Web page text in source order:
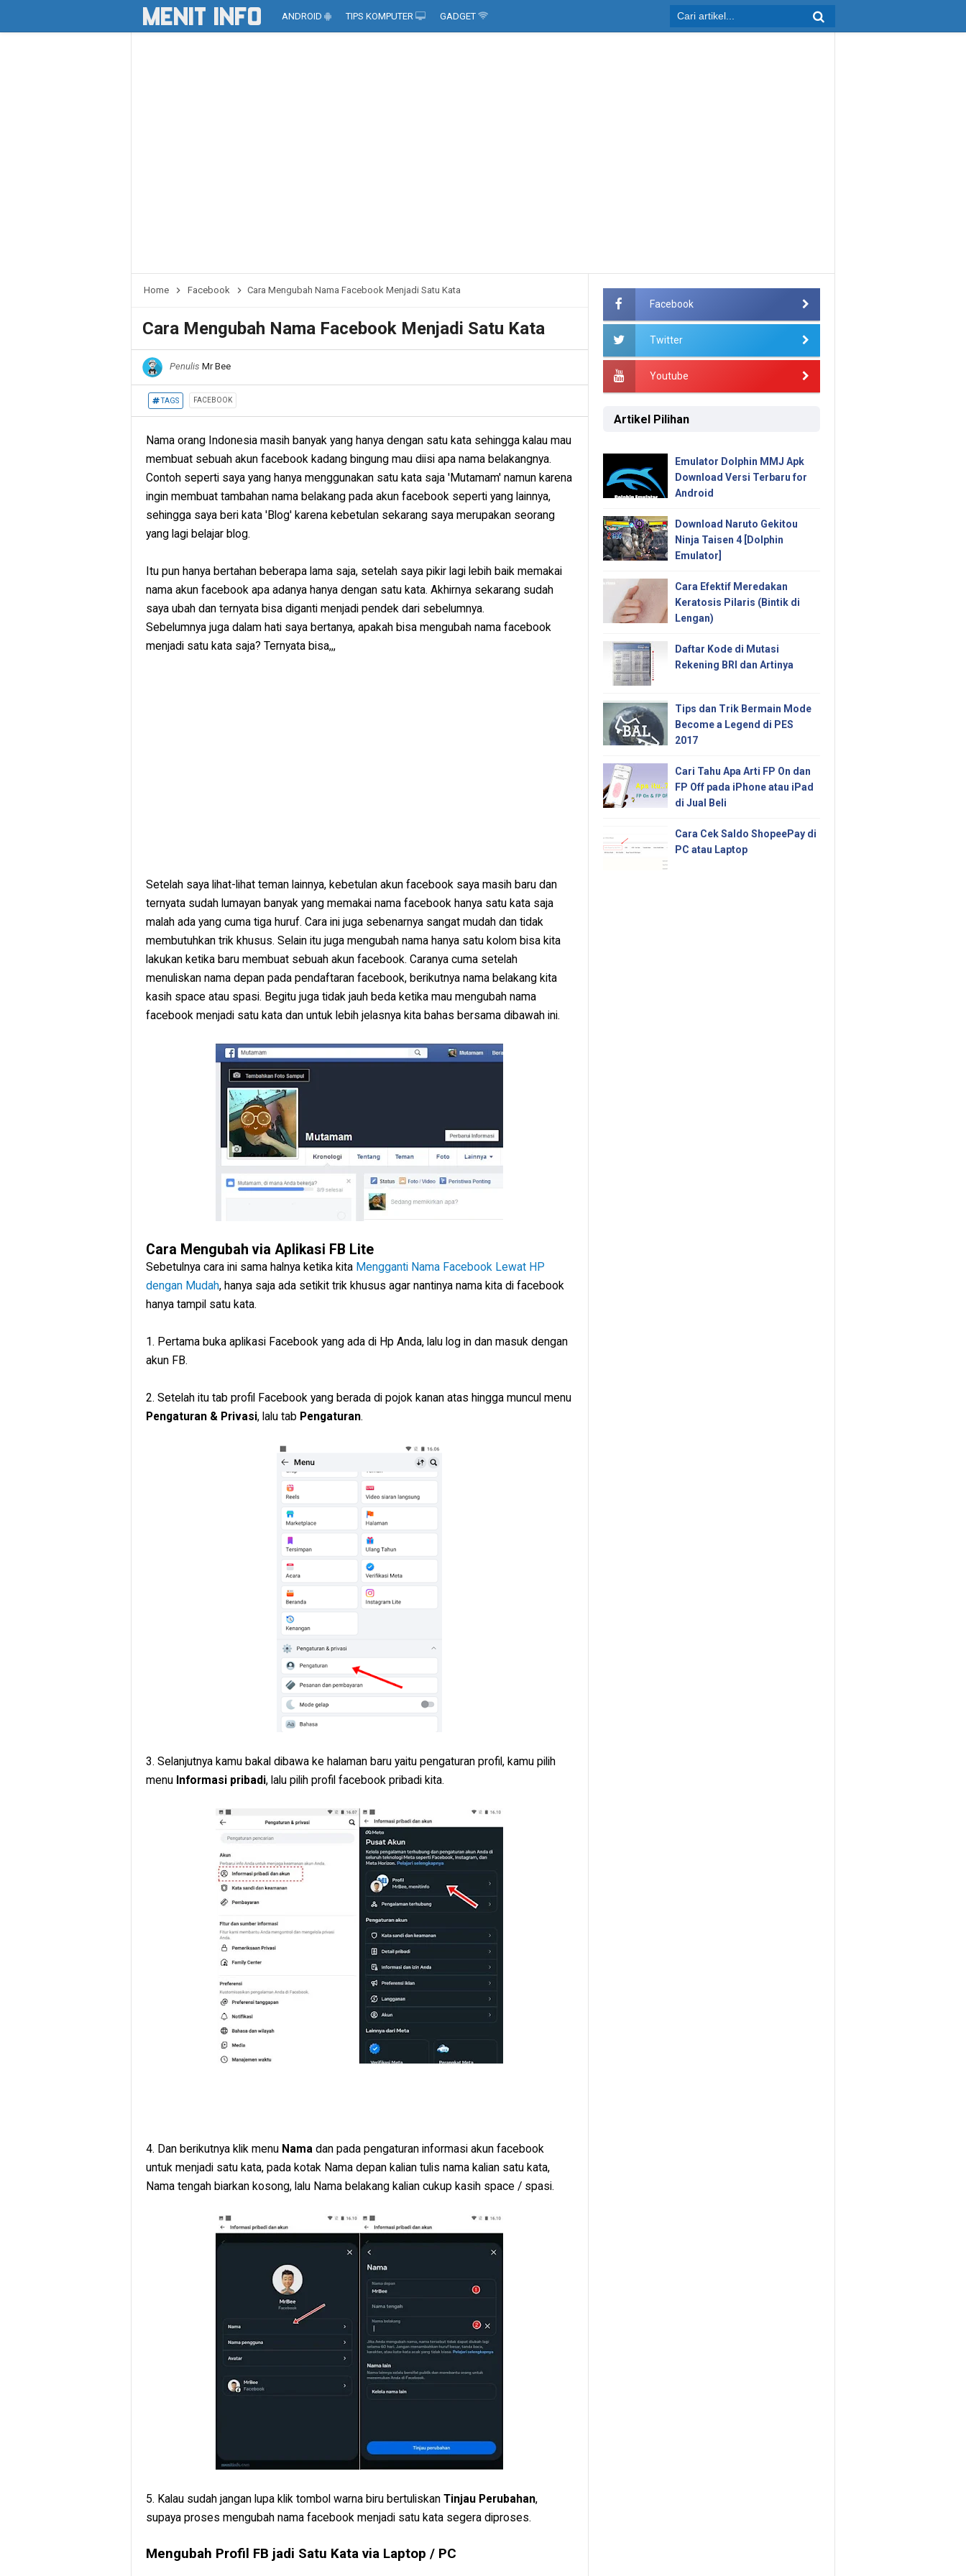
ANDROID TIPS KOMPUTER GADGET
Home Facebook Cara Mengubah Nama Facebook Menjadi Satu Kata
Cara Mengubah Nama Facebook Menjadi Satu Kata
Penulis Mr Bee
TAGS FACEBOOK
Nama orang Indonesia masih banyak yang hanya dengan satu kata sehingga kalau mau
membuat sebuah akun facebook kadang bingung mau diisi apa nama belakangnya.
Contoh seperti saya yang hanya menggunakan satu kata saja 'Mutamam' namun karena
ingin membuat tambahan nama belakang pada akun facebook seperti yang lainnya,
sehingga saya beri kata 'Blog' karena kebetulan sekarang saya merupakan seorang
yang lagi belajar blog.
Itu pun hanya bertahan beberapa lama saja, setelah saya pikir lagi lebih baik memakai
nama akun facebook apa adanya hanya dengan satu kata. Akhirnya sekarang sudah
saya ubah dan ternyata bisa diganti menjadi pendek dari sebelumnya.
Sebelumnya juga dalam hati saya bertanya, apakah bisa mengubah nama facebook
menjadi satu kata saja? Ternyata bisa,,,
Setelah saya lihat-lihat teman lainnya, kebetulan akun facebook saya masih baru dan
ternyata sudah lumayan banyak yang memakai nama facebook hanya satu kata saja
malah ada yang cuma tiga huruf. Cara ini juga sebenarnya sangat mudah dan tidak
membutuhkan trik khusus. Selain itu juga mengubah nama hanya satu kolom bisa kita
lakukan ketika baru membuat sebuah akun facebook. Caranya cuma setelah
menuliskan nama depan pada pendaftaran facebook, berikutnya nama belakang kita
kasih space atau spasi. Begitu juga tidak jauh beda ketika mau mengubah nama
facebook menjadi satu kata dan untuk lebih jelasnya kita bahas bersama dibawah ini.
Cara Mengubah via Aplikasi FB Lite
Sebetulnya cara ini sama halnya ketika kita Mengganti Nama Facebook Lewat HP
dengan Mudah, hanya saja ada setikit trik khusus agar nantinya nama kita di facebook
hanya tampil satu kata.
1. Pertama buka aplikasi Facebook yang ada di Hp Anda, lalu log in dan masuk dengan
akun FB.
2. Setelah itu tab profil Facebook yang berada di pojok kanan atas hingga muncul menu
Pengaturan & Privasi, lalu tab Pengaturan.
3. Selanjutnya kamu bakal dibawa ke halaman baru yaitu pengaturan profil, kamu pilih
menu Informasi pribadi, lalu pilih profil facebook pribadi kita.
4. Dan berikutnya klik menu Nama dan pada pengaturan informasi akun facebook
untuk menjadi satu kata, pada kotak Nama depan kalian tulis nama kalian satu kata,
Nama tengah biarkan kosong, lalu Nama belakang kalian cukup kasih space / spasi.
5. Kalau sudah jangan lupa klik tombol warna biru bertuliskan Tinjau Perubahan,
supaya proses mengubah nama facebook menjadi satu kata segera diproses.
Mengubah Profil FB jadi Satu Kata via Laptop / PC
Facebook
Twitter
Youtube
Artikel Pilihan
Emulator Dolphin MMJ Apk
Download Versi Terbaru for
Android
Download Naruto Gekitou
Ninja Taisen 4 [Dolphin
Emulator]
Cara Efektif Meredakan
Keratosis Pilaris (Bintik di
Lengan)
Daftar Kode di Mutasi
Rekening BRI dan Artinya
Tips dan Trik Bermain Mode
Become a Legend di PES
2017
Cari Tahu Apa Arti FP On dan
FP Off pada iPhone atau iPad
di Jual Beli
Cara Cek Saldo ShopeePay di
PC atau Laptop